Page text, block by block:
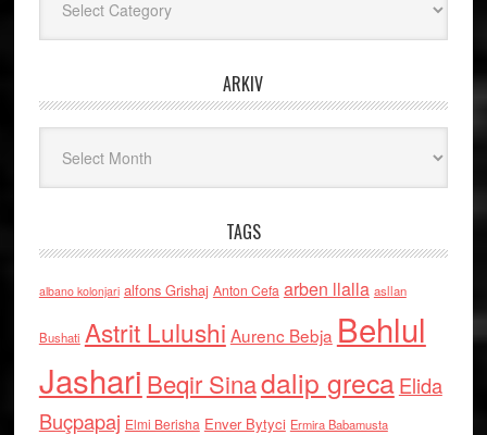
ARKIV
TAGS
albano kolonjari alfons Grishaj Anton Cefa arben llalla asllan
Bushati Astrit Lulushi Aurenc Bebja Behlul
Jashari Beqir Sinadalip grecaElida
Buçpapaj Elmi Berisha Enver Bytyci Ermira Babamusta